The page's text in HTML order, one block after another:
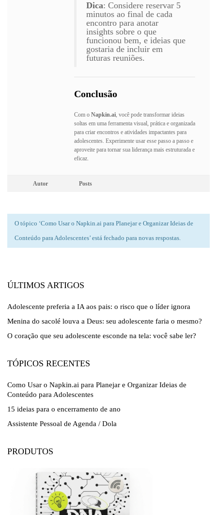
Dica: Considere reservar 5
minutos ao final de cada
encontro para anotar
insights sobre o que
funcionou bem, e ideias que
gostaria de incluir em
futuras reuniões.
Conclusão
Com o Napkin.ai, você pode transformar ideias
soltas em uma ferramenta visual, prática e organizada
para criar encontros e atividades impactantes para
adolescentes. Experimente usar esse passo a passo e
aproveite para tornar sua liderança mais estruturada e
eficaz.
Autor Posts
O tópico ‘Como Usar o Napkin.ai para Planejar e Organizar Ideias de
Conteúdo para Adolescentes’ está fechado para novas respostas.
ÚLTIMOS ARTIGOS
Adolescente preferia a IA aos pais: o risco que o líder ignora
Menina do sacolé louva a Deus: seu adolescente faria o mesmo?
O coração que seu adolescente esconde na tela: você sabe ler?
TÓPICOS RECENTES
Como Usar o Napkin.ai para Planejar e Organizar Ideias de
Conteúdo para Adolescentes
15 ideias para o encerramento de ano
Assistente Pessoal de Agenda / Dola
PRODUTOS